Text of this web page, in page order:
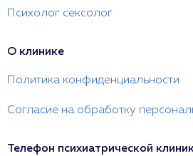
Психолог сексолог
О клинике
Политика конфиденциальности
Согласие на обработку
Телефон психиатрической